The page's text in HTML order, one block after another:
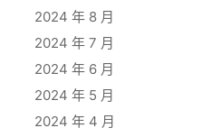
2024 年 8 月
2024 年 7 月
2024 年 6 月
2024 年 5 月
2024 年 4 月